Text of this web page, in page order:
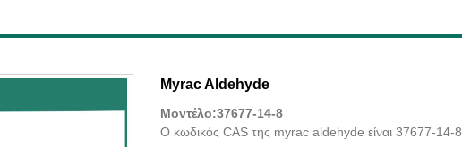
Myrac Aldehyde
Μοντέλο:37677-14-8
Ο κωδικός CAS της myrac aldehyde είναι 37677-14-8.